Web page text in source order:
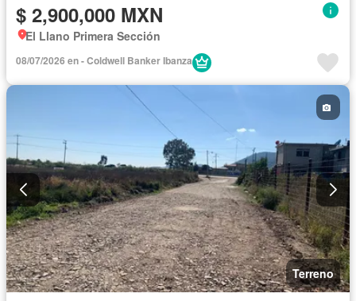
$ 2,900,000 MXN
El Llano Primera Sección
08/07/2026 en - Coldwell Banker Ibanza
Terreno